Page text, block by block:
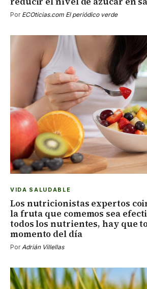
Por ECOticias.com El periódico verde
VIDA SALUDABLE
Los nutricionistas expertos
la fruta que comemos sea
todos los nutrientes, hay que
momento del día
PorAdrián Villellas